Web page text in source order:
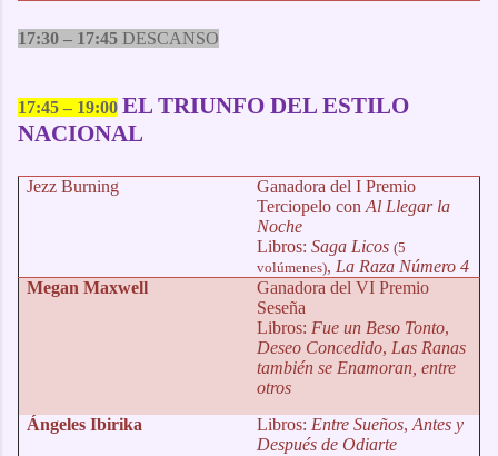
17:30 – 17:45 DESCANSO
17:45 – 19:00 EL TRIUNFO DEL ESTILO
NACIONAL
Jezz Burning
Ganadora del I Premio
Terciopelo conAl Llegar la
Noche
Libros:Saga Licos (5
volúmenes), La Raza Número 4
Megan Maxwell
Ganadora del VI Premio
Seseña
Libros: Fue un Beso Tonto,
Deseo Concedido, Las Ranas
también se Enamoran, entre
otros
Ángeles Ibirika
Libros: Entre Sueños,Antes y
Después de Odiarte